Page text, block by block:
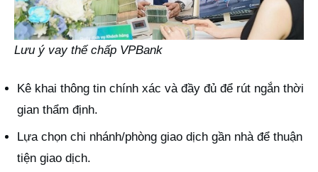
Lưu ý vay thế chấp VPBank
Kê khai thông tin chính xác và đầy đủ để rút ngắn thời
gian thẩm định.
Lựa chọn chi nhánh/phòng giao dịch gần nhà để thuận
tiện giao dịch.